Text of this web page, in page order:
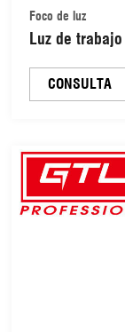
Foco de luz
Luz de
CONSULTA